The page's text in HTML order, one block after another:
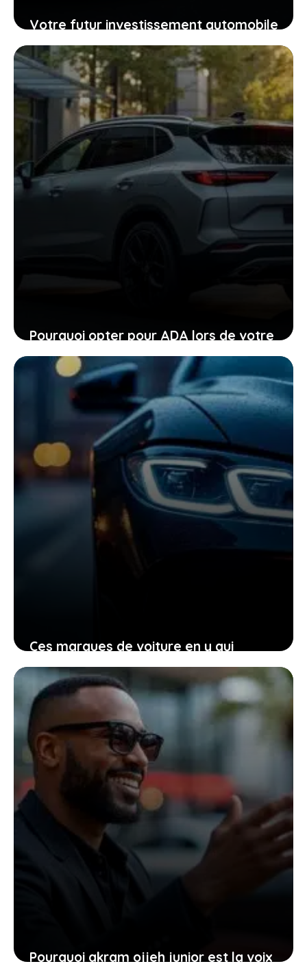
Votre futur investissement automobile
: pourquoi la GTR ou la RZ d’Ultima
supercar pourraient vous surprendre
24 janvier 2026
Pourquoi opter pour ADA lors de votre
location de voiture facilite chaque
étape
24 janvier 2026
Ces marques de voiture en y qui
transforment votre manière de voir
l’automobile aujourd’hui
23 janvier 2026
Pourquoi akram ojjeh junior est la voix